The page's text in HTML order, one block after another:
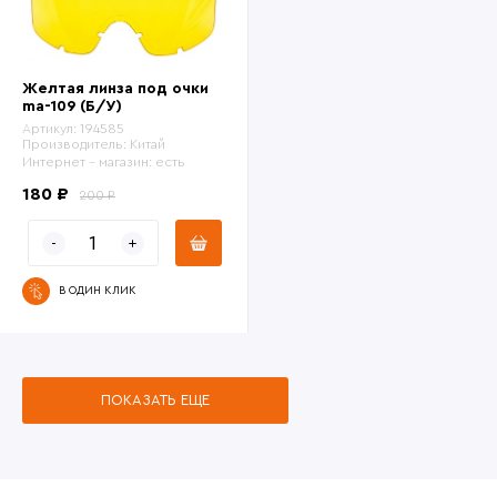
Желтая линза под очки
ma-109 (Б/У)
Артикул: 194585
Производитель: Китай
Интернет - магазин: есть
200 ₽
180 ₽
В ОДИН КЛИК
ПОКАЗАТЬ ЕЩЕ